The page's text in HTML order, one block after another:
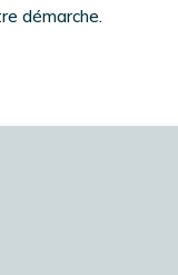
démarche.